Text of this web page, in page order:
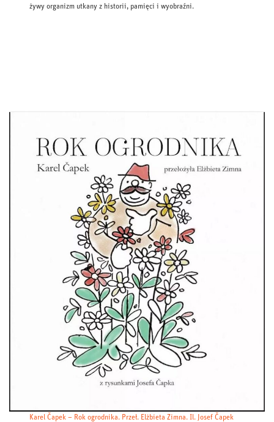
żywy organizm utkany z historii, pamięci i wyobraźni.
Karel Čapek – Rok ogrodnika. Przeł. Elżbieta Zimna. Il. Josef Čapek